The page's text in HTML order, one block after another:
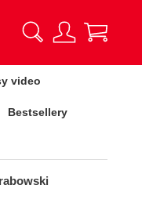
video
Bestsellery